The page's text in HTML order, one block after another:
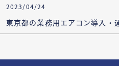
2023/04/24
東京都の業務用エアコン導入・